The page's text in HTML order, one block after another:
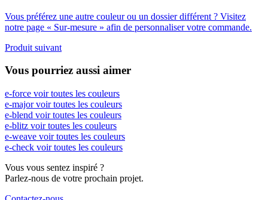
Vous préférez une autre couleur ou un dossier différent ? Visitez
notre page « Sur-mesure » afin de personnaliser votre commande.
Produit suivant
Vous pourriez aussi aimer
e-force voir toutes les couleurs
e-major voir toutes les couleurs
e-blend voir toutes les couleurs
e-blitz voir toutes les couleurs
e-weave voir toutes les couleurs
e-check voir toutes les couleurs
Vous vous sentez inspiré ?
Parlez-nous de votre prochain projet.